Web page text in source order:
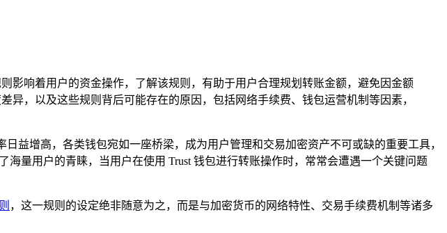
影响着用户的资金操作，了解该规则，有助于用户合理规划转账金额，避免因金额
，以及这些规则背后可能存在的原因，包括网络手续费、钱包运营机制等因素，
益增高，各类钱包宛如一座桥梁，成为用户管理和交易加密资产不可或缺的重要工具，
量用户的青睐，当用户在使用 Trust 钱包进行转账操作时，常常会遭遇一个关键问题
，这一规则的设定绝非随意为之，而是与加密货币的网络特性、交易手续费机制等诸多